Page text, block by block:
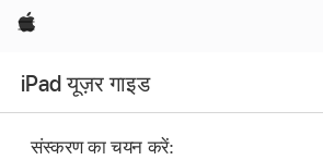
Apple
iPad यूज़र गाइड
संस्करण का चयन करें: